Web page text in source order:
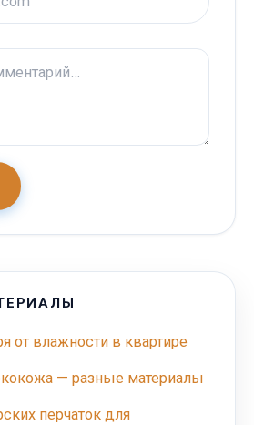
от влажности в квартире
— разные материалы
перчаток для